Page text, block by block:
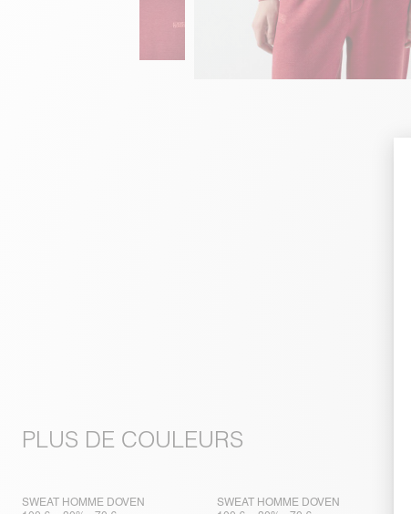
PLUS DE COULEURS
SWEAT HOMME DOVEN
SWEAT HOMME DOVEN